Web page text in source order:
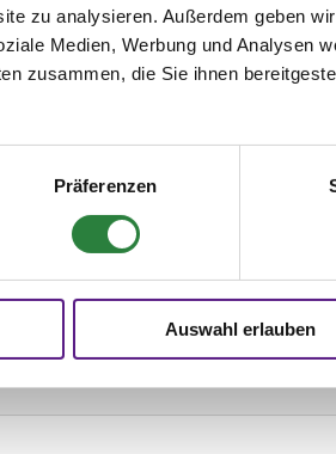
zu analysieren. Außerdem geben
Medien, Werbung und Analysen
zusammen, die Sie ihnen
Präferenzen
Auswahl erlauben